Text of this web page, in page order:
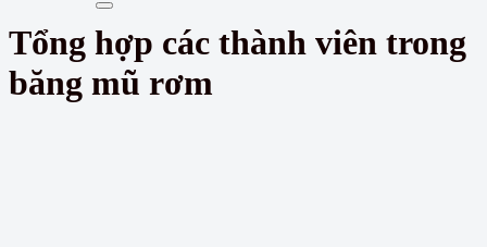
Tổng hợp các thành viên trong
băng mũ rơm